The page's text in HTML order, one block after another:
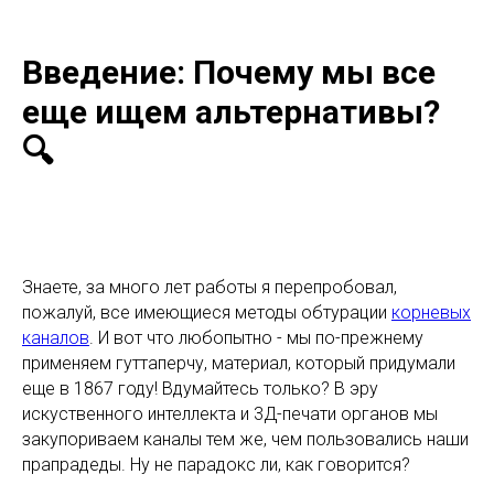
Введение: Почему мы все
еще ищем альтернативы?
🔍
Знаете, за много лет работы я перепробовал,
пожалуй, все имеющиеся методы обтурации корневых
каналов. И вот что любопытно - мы по-прежнему
применяем гуттаперчу, материал, который придумали
еще в 1867 году! Вдумайтесь только? В эру
искуственного интеллекта и 3Д-печати органов мы
закупориваем каналы тем же, чем пользовались наши
прапрадеды. Ну не парадокс ли, как говорится?